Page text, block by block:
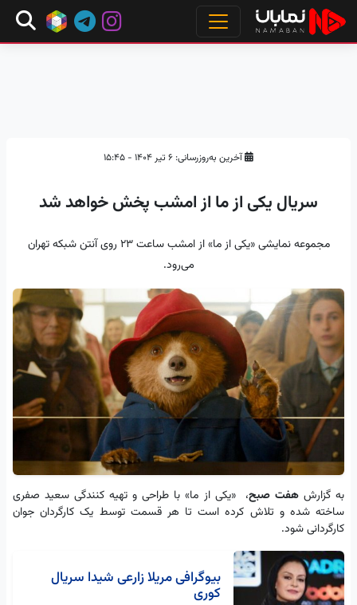
آخرین به‌روزرسانی: ۶ تیر ۱۴۰۴ - ۱۵:۴۵
سریال یکی از ما از امشب پخش خواهد شد
مجموعه نمایشی «یکی از ما» از امشب ساعت ۲۳ روی آنتن شبکه تهران
می‌رود.
به گزارشهفت صبح، «یکی از ما» با طراحی و تهیه کنندگی سعید صفری
ساخته شده و تلاش کرده است تا هر قسمت توسط یک کارگردان جوان
کارگردانی شود.
بیوگرافی مریلا زارعی شیدا سریال
کوری